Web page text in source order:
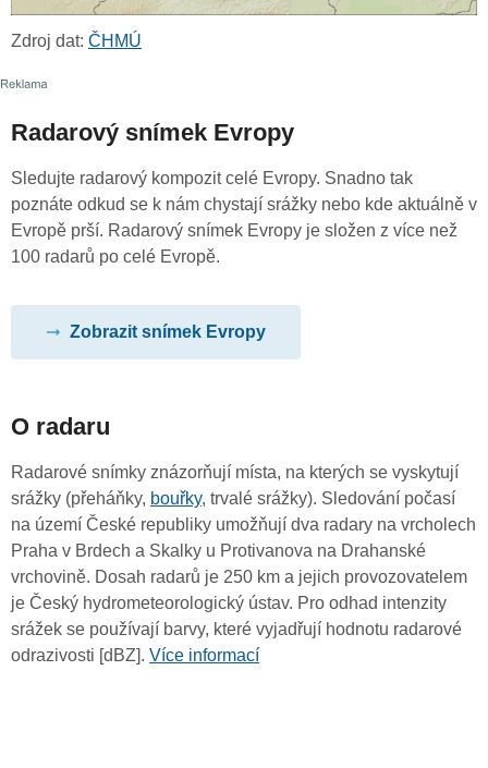
Zdroj dat: ČHMÚ
Radarový snímek Evropy
Sledujte radarový kompozit celé Evropy. Snadno tak
poznáte odkud se k nám chystají srážky nebo kde aktuálně v
Evropě prší. Radarový snímek Evropy je složen z více než
100 radarů po celé Evropě.
Zobrazit snímek Evropy
O radaru
Radarové snímky znázorňují místa, na kterých se vyskytují
srážky (přeháňky, bouřky, trvalé srážky). Sledování počasí
na území České republiky umožňují dva radary na vrcholech
Praha v Brdech a Skalky u Protivanova na Drahanské
vrchovině. Dosah radarů je 250 km a jejich provozovatelem
je Český hydrometeorologický ústav. Pro odhad intenzity
srážek se používají barvy, které vyjadřují hodnotu radarové
odrazivosti [dBZ]. Více informací